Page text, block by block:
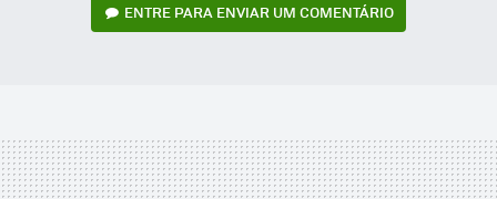
ENTRE PARA ENVIAR UM COMENTÁRIO